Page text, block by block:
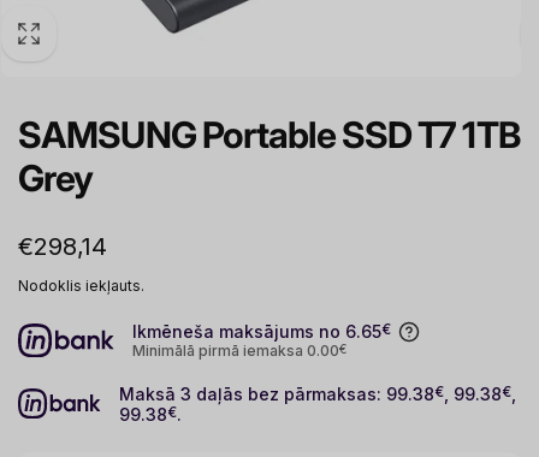
SAMSUNG Portable SSD T7 1TB
Grey
Parastā
cena
€298,14
Nodoklis iekļauts.
Ikmēneša maksājums no 6.65€
Minimālā pirmā iemaksa 0.00€
Maksā 3 daļās bez pārmaksas: 99.38€ , 99.38€
99.38€.